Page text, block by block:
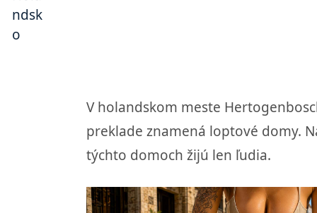
V holandskom meste
preklade znamená loptové domy.
týchto domoch žijú len ľudia.